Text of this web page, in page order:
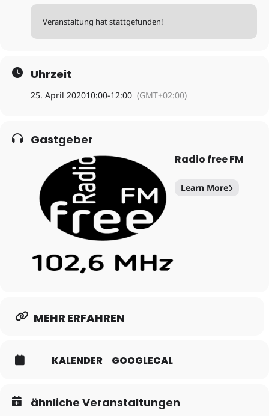
Veranstaltung hat stattgefunden!
Uhrzeit
25. April 202010:00-12:00 (GMT+02:00)
Gastgeber
Radio free FM
Learn More
MEHR ERFAHREN
KALENDER GOOGLECAL
ähnliche Veranstaltungen